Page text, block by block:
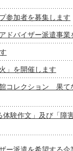
参加者を募集します
バイザー派遣事業
を開催します
コレクション 果
験作文」及び「障
ー派遣を希望する企